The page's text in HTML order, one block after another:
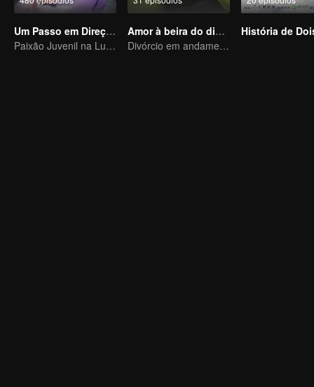
Um Passo em Direção à Liberdade
Paixão Juvenil na Luta Mundial
Amor à beira do divórcio
Divórcio em andamento, paixão no momento certo